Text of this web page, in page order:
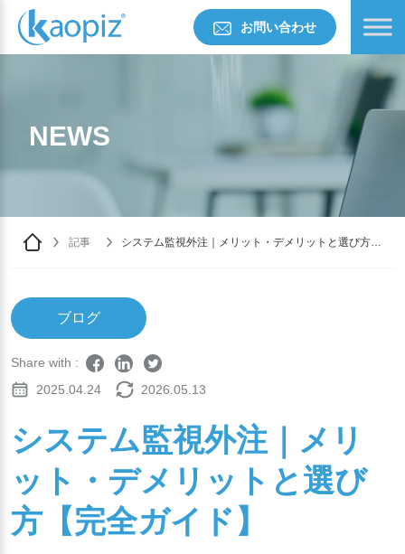
お問い合わせ
NEWS
記事
システム監視外注｜メリット・デメリットと選び方
ブログ
Share with :
2025.04.24
2026.05.13
システム監視外注｜メリ
ット・デメリットと選び
方【完全ガイド】